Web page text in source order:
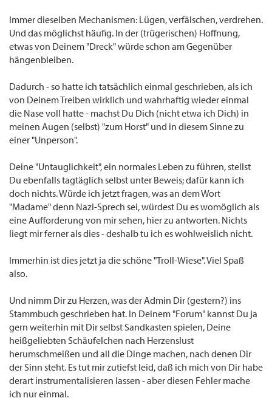
Immer dieselben Mechanismen: Lügen, verfälschen, verdrehen.
Und das möglichst häufig. In der (trügerischen) Hoffnung,
etwas von Deinem "Dreck" würde schon am Gegenüber
hängenbleiben.
Dadurch - so hatte ich tatsächlich einmal geschrieben, als ich
von Deinem Treiben wirklich und wahrhaftig wieder einmal
die Nase voll hatte - machst Du Dich (nicht etwa ich Dich) in
meinen Augen (selbst) "zum Horst" und in diesem Sinne zu
einer "Unperson".
Deine "Untauglichkeit", ein normales Leben zu führen, stellst
Du ebenfalls tagtäglich selbst unter Beweis; dafür kann ich
doch nichts. Würde ich jetzt fragen, was an dem Wort
"Madame" denn Nazi-Sprech sei, würdest Du es womöglich als
eine Aufforderung von mir sehen, hier zu antworten. Nichts
liegt mir ferner als dies - deshalb tu ich es wohlweislich nicht.
Immerhin ist dies jetzt ja die schöne "Troll-Wiese". Viel Spaß
also.
Und nimm Dir zu Herzen, was der Admin Dir (gestern?) ins
Stammbuch geschrieben hat. In Deinem "Forum" kannst Du ja
gern weiterhin mit Dir selbst Sandkasten spielen, Deine
heißgeliebten Schäufelchen nach Herzenslust
herumschmeißen und all die Dinge machen, nach denen Dir
der Sinn steht. Es tut mir zutiefst leid, daß ich mich von Dir habe
derart instrumentalisieren lassen - aber diesen Fehler mache
ich nur einmal.